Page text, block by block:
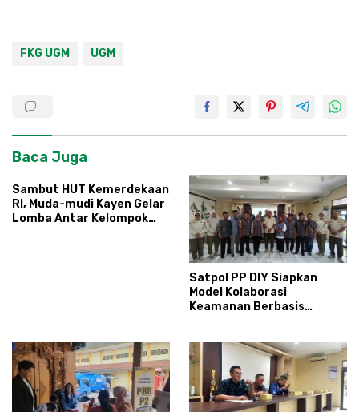
FKG UGM UGM
Baca Juga
Sambut HUT Kemerdekaan
RI, Muda-mudi Kayen Gelar
Lomba Antar Kelompok
Satpol PP DIY Siapkan
Model Kolaborasi
Keamanan Berbasis